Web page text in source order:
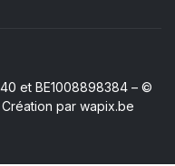
et BE1008898384 – ©
par wapix.be